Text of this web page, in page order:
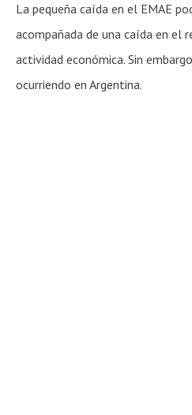
La pequeña caída en el EMAE
acompañada de una caída en el
actividad económica. Sin
ocurriendo en Argentina.